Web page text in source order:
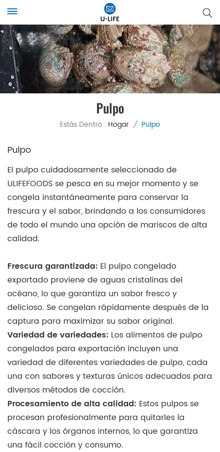
Pulpo
Estás Dentro : Hogar / Pulpo
Pulpo
El pulpo cuidadosamente seleccionado de
ULIFEFOODS se pesca en su mejor momento y se
congela instantáneamente para conservar la
frescura y el sabor, brindando a los consumidores
de todo el mundo una opción de mariscos de alta
calidad.
Frescura garantizada: El pulpo congelado
exportado proviene de aguas cristalinas del
océano, lo que garantiza un sabor fresco y
delicioso. Se congelan rápidamente después de la
captura para maximizar su sabor original.
Variedad de variedades: Los alimentos de pulpo
congelados para exportación incluyen una
variedad de diferentes variedades de pulpo, cada
una con sabores y texturas únicos adecuados para
diversos métodos de cocción.
Procesamiento de alta calidad: Estos pulpos se
procesan profesionalmente para quitarles la
cáscara y los órganos internos, lo que garantiza
una fácil cocción y consumo.